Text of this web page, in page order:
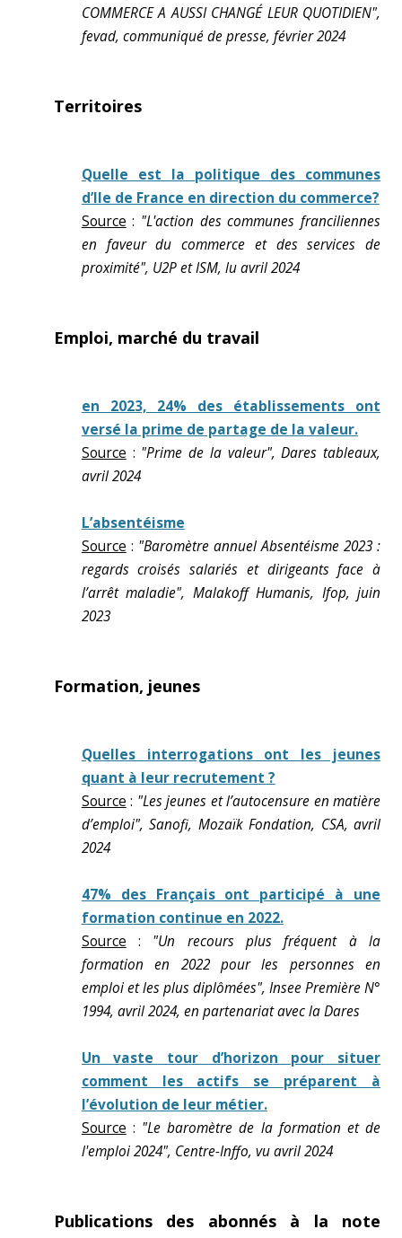
COMMERCE A AUSSI CHANGÉ LEUR QUOTIDIEN",
fevad, communiqué de presse, février 2024
Territoires
Quelle est la politique des communes
d’Ile de France en direction du commerce?
Source : "L'action des communes franciliennes
en faveur du commerce et des services de
proximité", U2P et ISM, lu avril 2024
Emploi, marché du travail
en 2023, 24% des établissements ont
versé la prime de partage de la valeur.
Source : "Prime de la valeur", Dares tableaux,
avril 2024
L’absentéisme
Source : "Baromètre annuel Absentéisme 2023 :
regards croisés salariés et dirigeants face à
l’arrêt maladie", Malakoff Humanis, Ifop, juin
2023
Formation, jeunes
Quelles interrogations ont les jeunes
quant à leur recrutement ?
Source : "Les jeunes et l’autocensure en matière
d’emploi", Sanofi, Mozaïk Fondation, CSA, avril
2024
47% des Français ont participé à une
formation continue en 2022.
Source : "Un recours plus fréquent à la
formation en 2022 pour les personnes en
emploi et les plus diplômées", Insee Première N°
1994, avril 2024, en partenariat avec la Dares
Un vaste tour d’horizon pour situer
comment les actifs se préparent à
l’évolution de leur métier.
Source : "Le baromètre de la formation et de
l'emploi 2024", Centre-Inffo, vu avril 2024
Publications des abonnés à la note